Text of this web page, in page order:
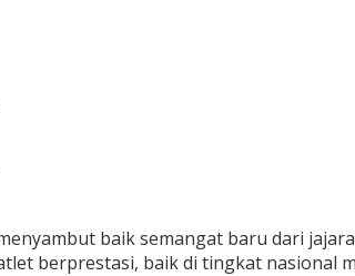
baik semangat baru dari
berprestasi, baik di tingkat nasional